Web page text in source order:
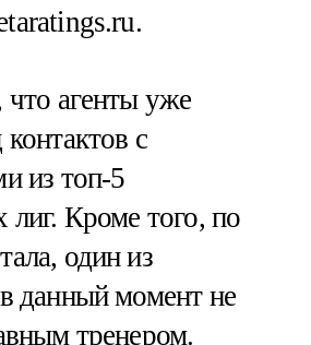
что агенты уже
с
из топ-5
лиг. Кроме того, по
один из
данный момент не
тренером.